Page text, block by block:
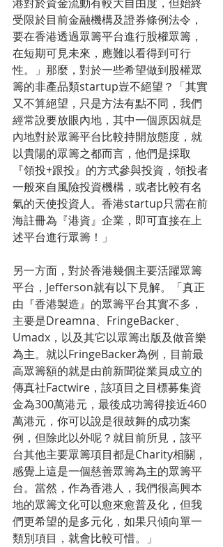
受限於目前金融機構及證券條例法令，
要在香港透過眾籌平台進行股權眾籌，
在短期可見未來，應難以看得到可行
性。」那麼，對於一些希望做到股權眾
籌的非產品類startup豈不絕望？「其實
又不算絕望，只是方法有點不同，我們
經常說要放眼內地，其中一個原因就是
內地對於眾籌平台比較持開放態度，就
以貴陽的眾籌之都而言，他們是採取
『領投+跟投』的方式參與投資，領投者
一般來自風險投資機構，或者比較有名
氣的天使投資人。香港startup只需在前
海註冊為『港資』企業，即可直接在上
述平台進行眾籌！」
另一方面，對於香港幾個主要活躍眾籌
平台，Jefferson就有以下見解。「真正
由『香港製造』的眾籌平台其實不多，
主要是Dreamna、FringeBacker、
Umadx，以及其它以眾籌出版及做音樂
為主。就以FringeBacker為例，目前最
高眾籌額的就是由前新聞從業員成立的
傳真社Factwire，該項目之目標募集資
金為300萬港元，最後成功籌得接近460
萬港元，你可以說是很鼓舞的成功案
例，但除此以外呢？就目前所見，該平
台其他主要眾籌項目都是Charity相關，
感覺上這是一個慈善眾籌為主的眾籌平
台。當然，作為香港人，我們很高興本
地的眾籌文化可以愈來愈普及化，但我
們更希望的是多元化，如果只傾向單一
類別項目，就會比較可惜。」